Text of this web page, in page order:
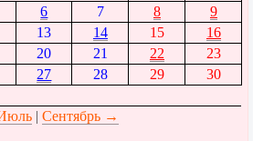
6 7 8
9
13 14 15
16
20 21 22
23
27 28 29
30
| Сентябрь →